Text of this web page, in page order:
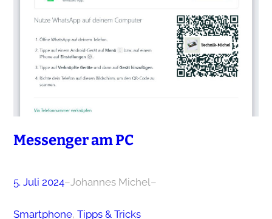
Messenger am PC
5. Juli 2024–Johannes Michel–
Smartphone, Tipps & Tricks